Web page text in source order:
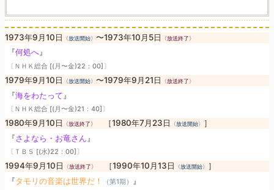
1973年9月10日 〈放送開始〉 〜1973年10月5日 〈放送終了〉
『何処へ』
〔ＮＨＫ総合 [(月〜金)22：00]〕
1979年9月10日 〈放送開始〉 〜1979年9月21日 〈放送終了〉
『海をわたって 』
〔ＮＨＫ総合 [(月〜金)21：40]〕
1980年9月10日 〈放送終了〉 ［1980年7月23日 〈放送開始〉
］
『さよなら・お竜さん 』
〔ＴＢＳ [(水)22：00]〕
1994年9月10日 〈放送終了〉 ［1990年10月13日 〈放送開始〉
］
『タモリの音楽は世界だ！ （第1期） 』